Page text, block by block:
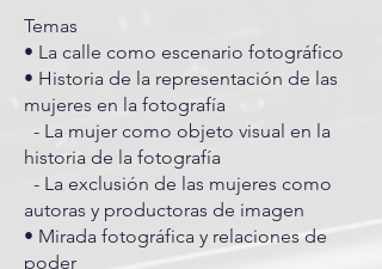
Temas
• La calle como escenario fotográfico
• Historia de la representación de las
mujeres en la fotografía
- La mujer como objeto visual en la
historia de la fotografía
- La exclusión de las mujeres como
autoras y productoras de imagen
• Mirada fotográfica y relaciones de
poder